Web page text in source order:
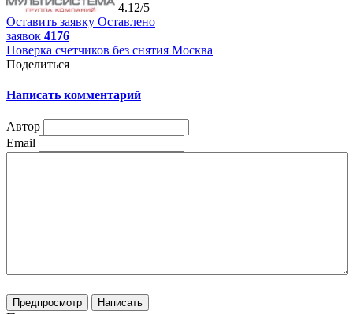
4.12/5
Оставить заявку Оставлено
заявок 4176
Поверка счетчиков без снятия Москва
Поделиться
Написать комментарий
Автор
Email